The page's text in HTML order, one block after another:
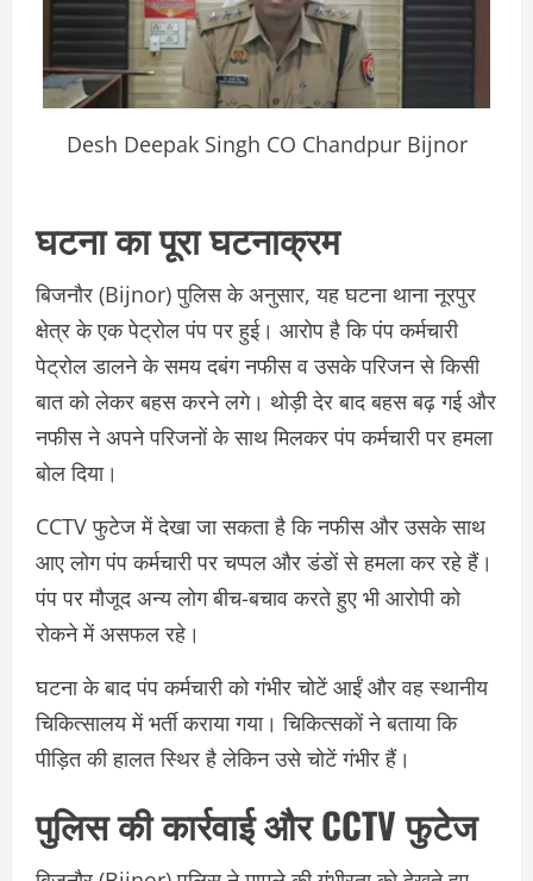
Desh Deepak Singh CO Chandpur Bijnor
घटना का पूरा घटनाक्रम
बिजनौर (Bijnor) पुलिस के अनुसार, यह घटना थाना नूरपुर
क्षेत्र के एक पेट्रोल पंप पर हुई। आरोप है कि पंप कर्मचारी
पेट्रोल डालने के समय दबंग नफीस व उसके परिजन से किसी
बात को लेकर बहस करने लगे। थोड़ी देर बाद बहस बढ़ गई और
नफीस ने अपने परिजनों के साथ मिलकर पंप कर्मचारी पर हमला
बोल दिया।
CCTV फुटेज में देखा जा सकता है कि नफीस और उसके साथ
आए लोग पंप कर्मचारी पर चप्पल और डंडों से हमला कर रहे हैं।
पंप पर मौजूद अन्य लोग बीच-बचाव करते हुए भी आरोपी को
रोकने में असफल रहे।
घटना के बाद पंप कर्मचारी को गंभीर चोटें आईं और वह स्थानीय
चिकित्सालय में भर्ती कराया गया। चिकित्सकों ने बताया कि
पीड़ित की हालत स्थिर है लेकिन उसे चोटें गंभीर हैं।
पुलिस की कार्रवाई और CCTV फुटेज